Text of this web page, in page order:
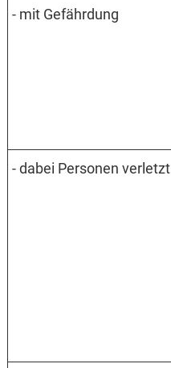
- mit Gefähr­dung
- dabei Personen verletzt